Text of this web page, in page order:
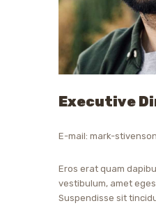
Executive
E-mail: mark-
Eros erat quam
vestibulum, amet
Suspendisse sit